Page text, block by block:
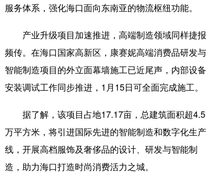
服务体系，强化海口面向东南亚的物流枢纽功能。
产业升级项目加速推进，高端制造领域同样捷报
频传。在海口国家高新区，康赛妮高端消费品研发与
智能制造项目的外立面幕墙施工已近尾声，内部设备
安装调试工作同步推进，1月15日可全面完成施工。
据了解，该项目占地17.17亩，总建筑面积超4.5
万平方米，将引进国际先进的智能制造和数字化生产
线，开展高档服饰及奢侈品的设计、研发与智能制
造，助力海口打造时尚消费活力之城。